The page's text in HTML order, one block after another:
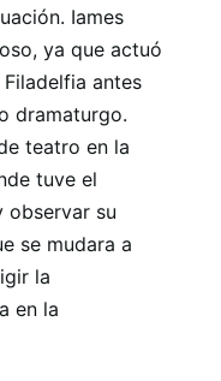
Iames
ya que actuó
antes
dramaturgo.
teatro en la
tuve el
observar su
se mudara a
la
en la